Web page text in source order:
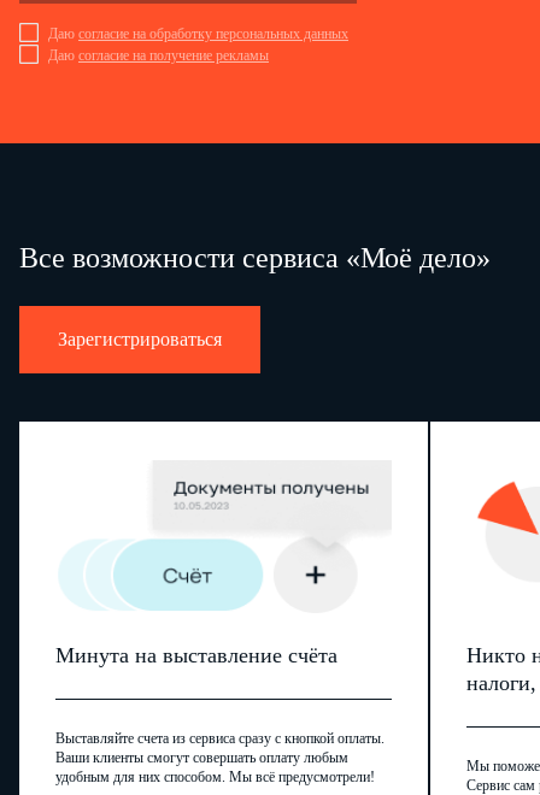
Даю согласие на обработку персональных данных
Даю согласие на получение рекламы
Все возможности сервиса «Моё дело»
Зарегистрироваться
Минута на выставление счёта
Выставляйте счета из сервиса сразу с кнопкой оплаты.
Ваши клиенты смогут совершать оплату любым
удобным для них способом. Мы всё предусмотрели!
Никто
Мы
Сервис сам